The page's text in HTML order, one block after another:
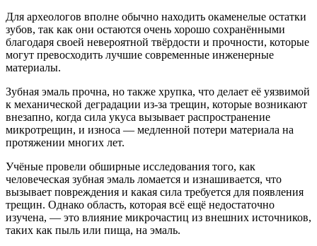
Для археологов вполне обычно находить окаменелые остатки
зубов, так как они остаются очень хорошо сохранёнными
благодаря своей невероятной твёрдости и прочности, которые
могут превосходить лучшие современные инженерные
материалы.
Зубная эмаль прочна, но также хрупка, что делает её уязвимой
к механической деградации из-за трещин, которые возникают
внезапно, когда сила укуса вызывает распространение
микротрещин, и износа — медленной потери материала на
протяжении многих лет.
Учёные провели обширные исследования того, как
человеческая зубная эмаль ломается и изнашивается, что
вызывает повреждения и какая сила требуется для появления
трещин. Однако область, которая всё ещё недостаточно
изучена, — это влияние микрочастиц из внешних источников,
таких как пыль или пища, на эмаль.